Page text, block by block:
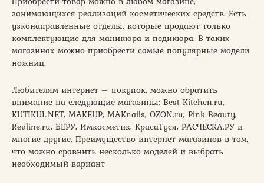
занимающихся реализаций косметических средств. Есть
узконаправленные отделы, которые продают только
комплектующие для маникюра и педикюра. В таких
магазинах можно приобрести самые популярные модели
ножниц.
Любителям интернет – покупок, можно обратить
внимание на следующие магазины: Best-Kitchen.ru,
KUTIKUL.NET, MAKEUP, MAKnails, OZON.ru, Pink Beauty,
Revline.ru, БЕРУ, Имкосметик, КрасаТуся, РАСЧЕСКА.РУ и
многие другие. Преимущество интернет магазинов в том,
что можно сравнить несколько моделей и выбрать
необходимый вариант